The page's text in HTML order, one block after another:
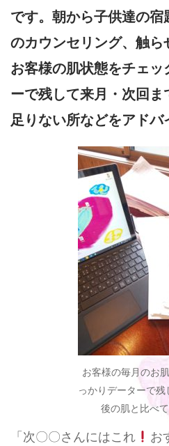
です。朝から子供達の宿
のカウンセリング、触ら
お客様の肌状態をチェッ
ーで残して来月・次回
足りない所などをアドバ
お客様の毎月のお
っかりデーターで
後の肌と比べて
「次〇〇さんにはこれ お